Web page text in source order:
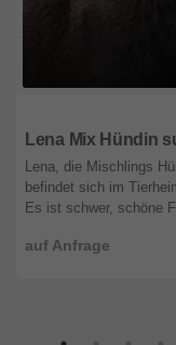
Lena Mix Hündin
auf Anfrage
Lena, die Mischlings
befindet sich im
Es ist schwer, schöne